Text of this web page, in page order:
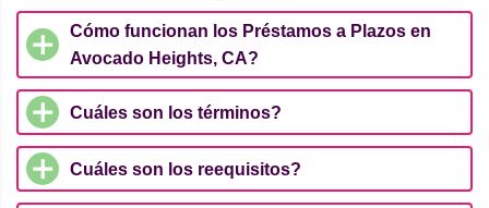
Cómo funcionan los Préstamos a Plazos en
Avocado Heights, CA?
Cuáles son los términos?
Cuáles son los reequisitos?